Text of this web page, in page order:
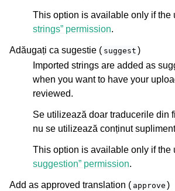
This option is available only if the
strings” permission.
Adăugați ca sugestie ( suggest )
Imported strings are added as
when you want to have your
reviewed.
Se utilizează doar traducerile din
nu se utilizează conținut
This option is available only if the
suggestion” permission.
Add as approved translation ( approve )